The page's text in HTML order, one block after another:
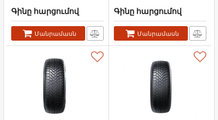
Գինը հարցումով
Մանրամասն
Գինը հարցումով
Մանրամասն